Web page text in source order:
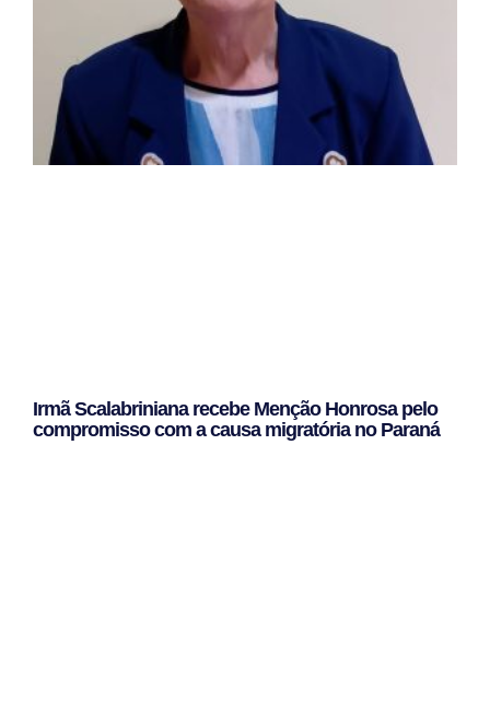
Irmã Scalabriniana recebe Menção Honrosa pelo
compromisso com a causa migratória no Paraná